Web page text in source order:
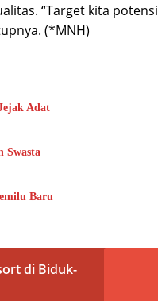
“Target kita potensi
(*MNH)
Adat
Swasta
Baru
di Biduk-